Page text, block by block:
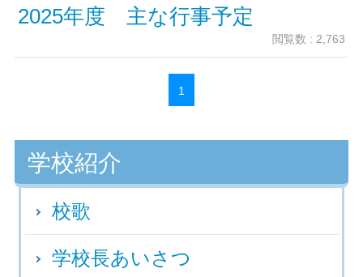
2025年度 主な行事予定
閲覧数 : 2,763
1
学校紹介
校歌
学校長あいさつ